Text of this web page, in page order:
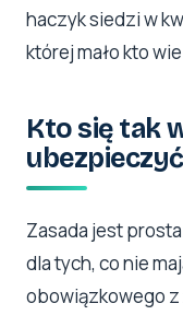
haczyk siedzi w
której mało kto
Kto się tak
Zasada jest
dla tych, co nie
obowiązkowego z